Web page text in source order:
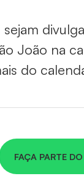
João na
do
FAÇA PARTE